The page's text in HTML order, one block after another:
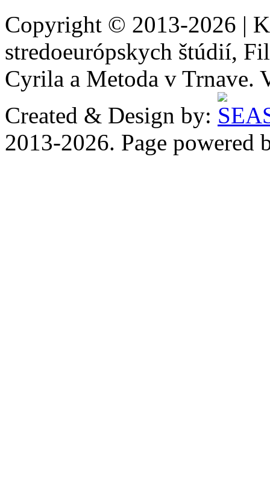
Copyright © 2013-2026 |
stredoeurópskych štúdií,
Cyrila a Metoda v Trnave.
Created & Design by:
2013-2026. Page powered